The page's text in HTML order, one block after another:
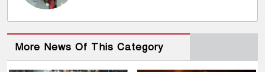
More News Of This Category